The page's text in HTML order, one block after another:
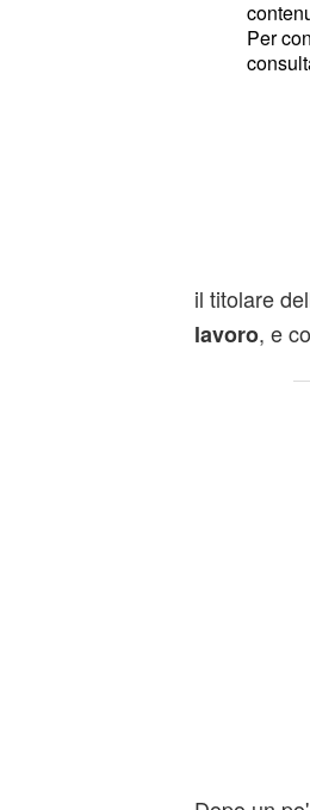
contratto
Di Maio,
di essersi
sarebbe
In un
il titolare
lavoro, e
Per